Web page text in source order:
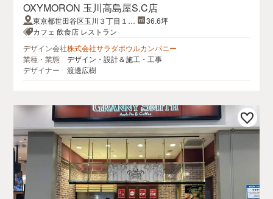
OXYMORON 玉川高島屋S.C店
東京都世田谷区玉川３丁目１７
−１高島屋S.C本館 3階
36.6坪
カフェ 飲食店 レストラン
デザイン会社株式会社サラダボウルカンパニー
業種・業態
デザイン・設計＆施工・工事
デザイナー
渡邊広樹